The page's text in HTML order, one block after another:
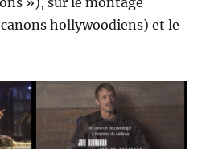
hollywoodiens) et le